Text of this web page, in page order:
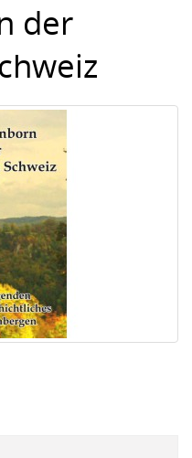
der